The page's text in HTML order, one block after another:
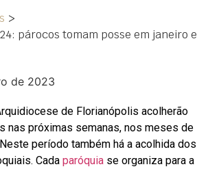
>
párocos tomam posse em janeiro e
de 2023
de Florianópolis acolherão
nas próximas semanas, nos meses de
período também há a acolhida dos
Cada paróquia se organiza para a